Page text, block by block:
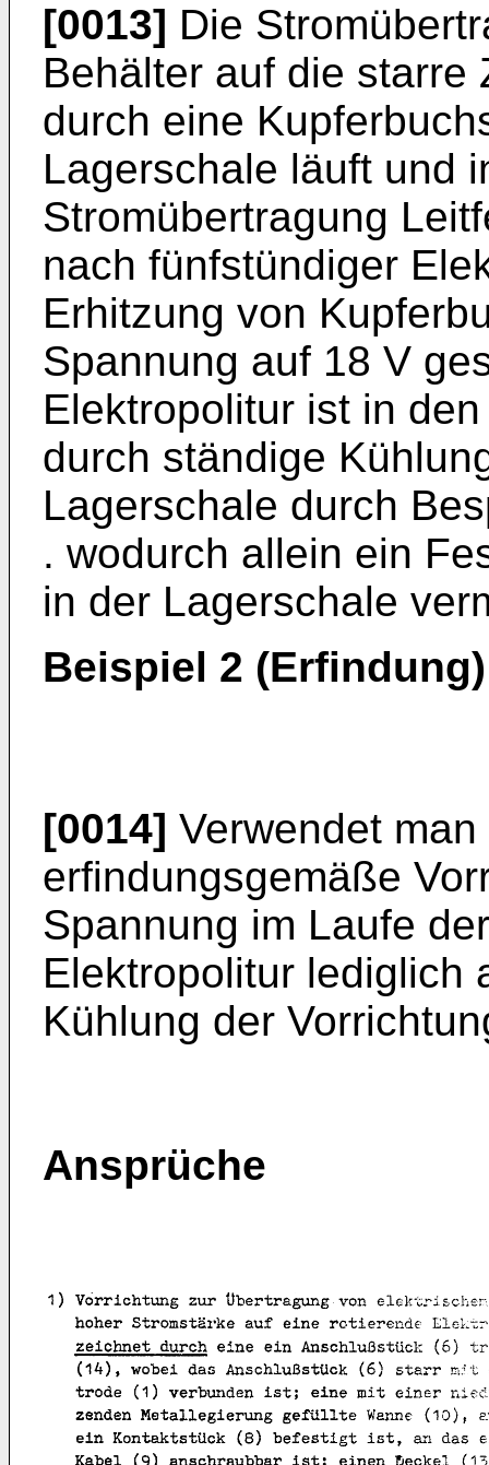
[0013] Die
Behälter auf die starre
durch eine
Lagerschale läuft und
Stromübertragung
nach fünfstündiger
Erhitzung von
Spannung auf 18 V
Elektropolitur ist in
durch ständige
Lagerschale durch
. wodurch allein ein
in der Lagerschale
Beispiel 2 (Erfindung)
[0014] Verwendet
erfindungsgemäße
Spannung im Laufe
Elektropolitur lediglich
Kühlung der
Ansprüche